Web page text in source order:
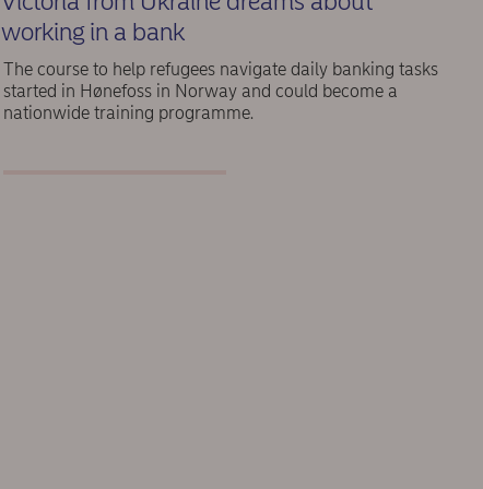
working in a bank
The course to help refugees navigate daily banking tasks
started in Hønefoss in Norway and could become a
nationwide training programme.